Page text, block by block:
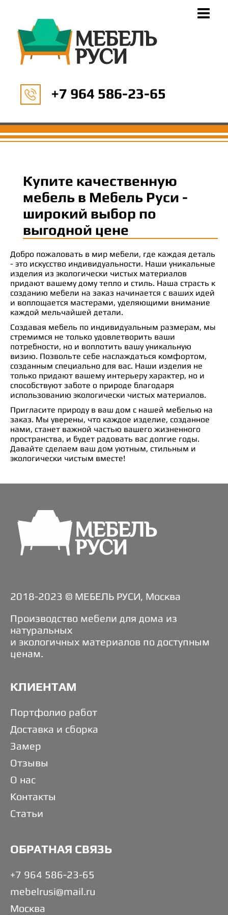
+7 964 586-23-65
Купите качественную
мебель в Мебель Руси -
широкий выбор по
выгодной цене
Добро пожаловать в мир мебели, где каждая деталь
- это искусство индивидуальности. Наши уникальные
изделия из экологически чистых материалов
придают вашему дому тепло и стиль. Наша страсть к
созданию мебели на заказ начинается с ваших идей
и воплощается мастерами, уделяющими внимание
каждой мельчайшей детали.
Создавая мебель по индивидуальным размерам, мы
стремимся не только удовлетворить ваши
потребности, но и воплотить вашу уникальную
визию. Позвольте себе наслаждаться комфортом,
созданным специально для вас. Наши изделия не
только придают вашему интерьеру характер, но и
способствуют заботе о природе благодаря
использованию экологически чистых материалов.
Пригласите природу в ваш дом с нашей мебелью на
заказ. Мы уверены, что каждое изделие, созданное
нами, станет важной частью вашего жизненного
пространства, и будет радовать вас долгие годы.
Давайте сделаем ваш дом уютным, стильным и
экологически чистым вместе!
2018-2023 © МЕБЕЛЬ РУСИ, Москва
Производство мебели для дома из
натуральных
и экологичных материалов по доступным
ценам.
КЛИЕНТАМ
Портфолио работ
Доставка и сборка
Замер
Отзывы
О нас
Контакты
Статьи
ОБРАТНАЯ СВЯЗЬ
+7 964 586-23-65
mebelrusi@mail.ru
Москва